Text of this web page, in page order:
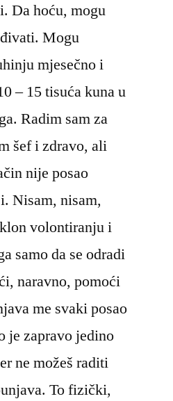
Da hoću, mogu
Mogu
mjesečno i
– 15 tisuća kuna u
Radim sam za
šef i zdravo, ali
nije posao
Nisam, nisam,
volontiranju i
samo da se odradi
naravno, pomoći
me svaki posao
je zapravo jedino
ne možeš raditi
To fizički,